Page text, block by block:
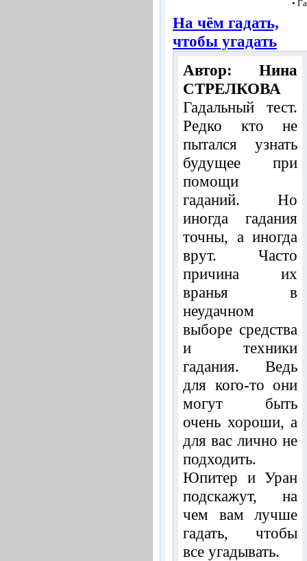
•
На чём гадать,
чтобы угадать
Автор: Нина
СТРЕЛКОВА
Гадальный тест.
Редко кто не
пытался узнать
будущее при
помощи
гаданий. Но
иногда гадания
точны, а иногда
врут. Часто
причина их
вранья в
неудачном
выборе средства
и техники
гадания. Ведь
для кого-то они
могут быть
очень хороши, а
для вас лично не
подходить.
Юпитер и Уран
подскажут, на
чем вам лучше
гадать, чтобы
все угадывать.